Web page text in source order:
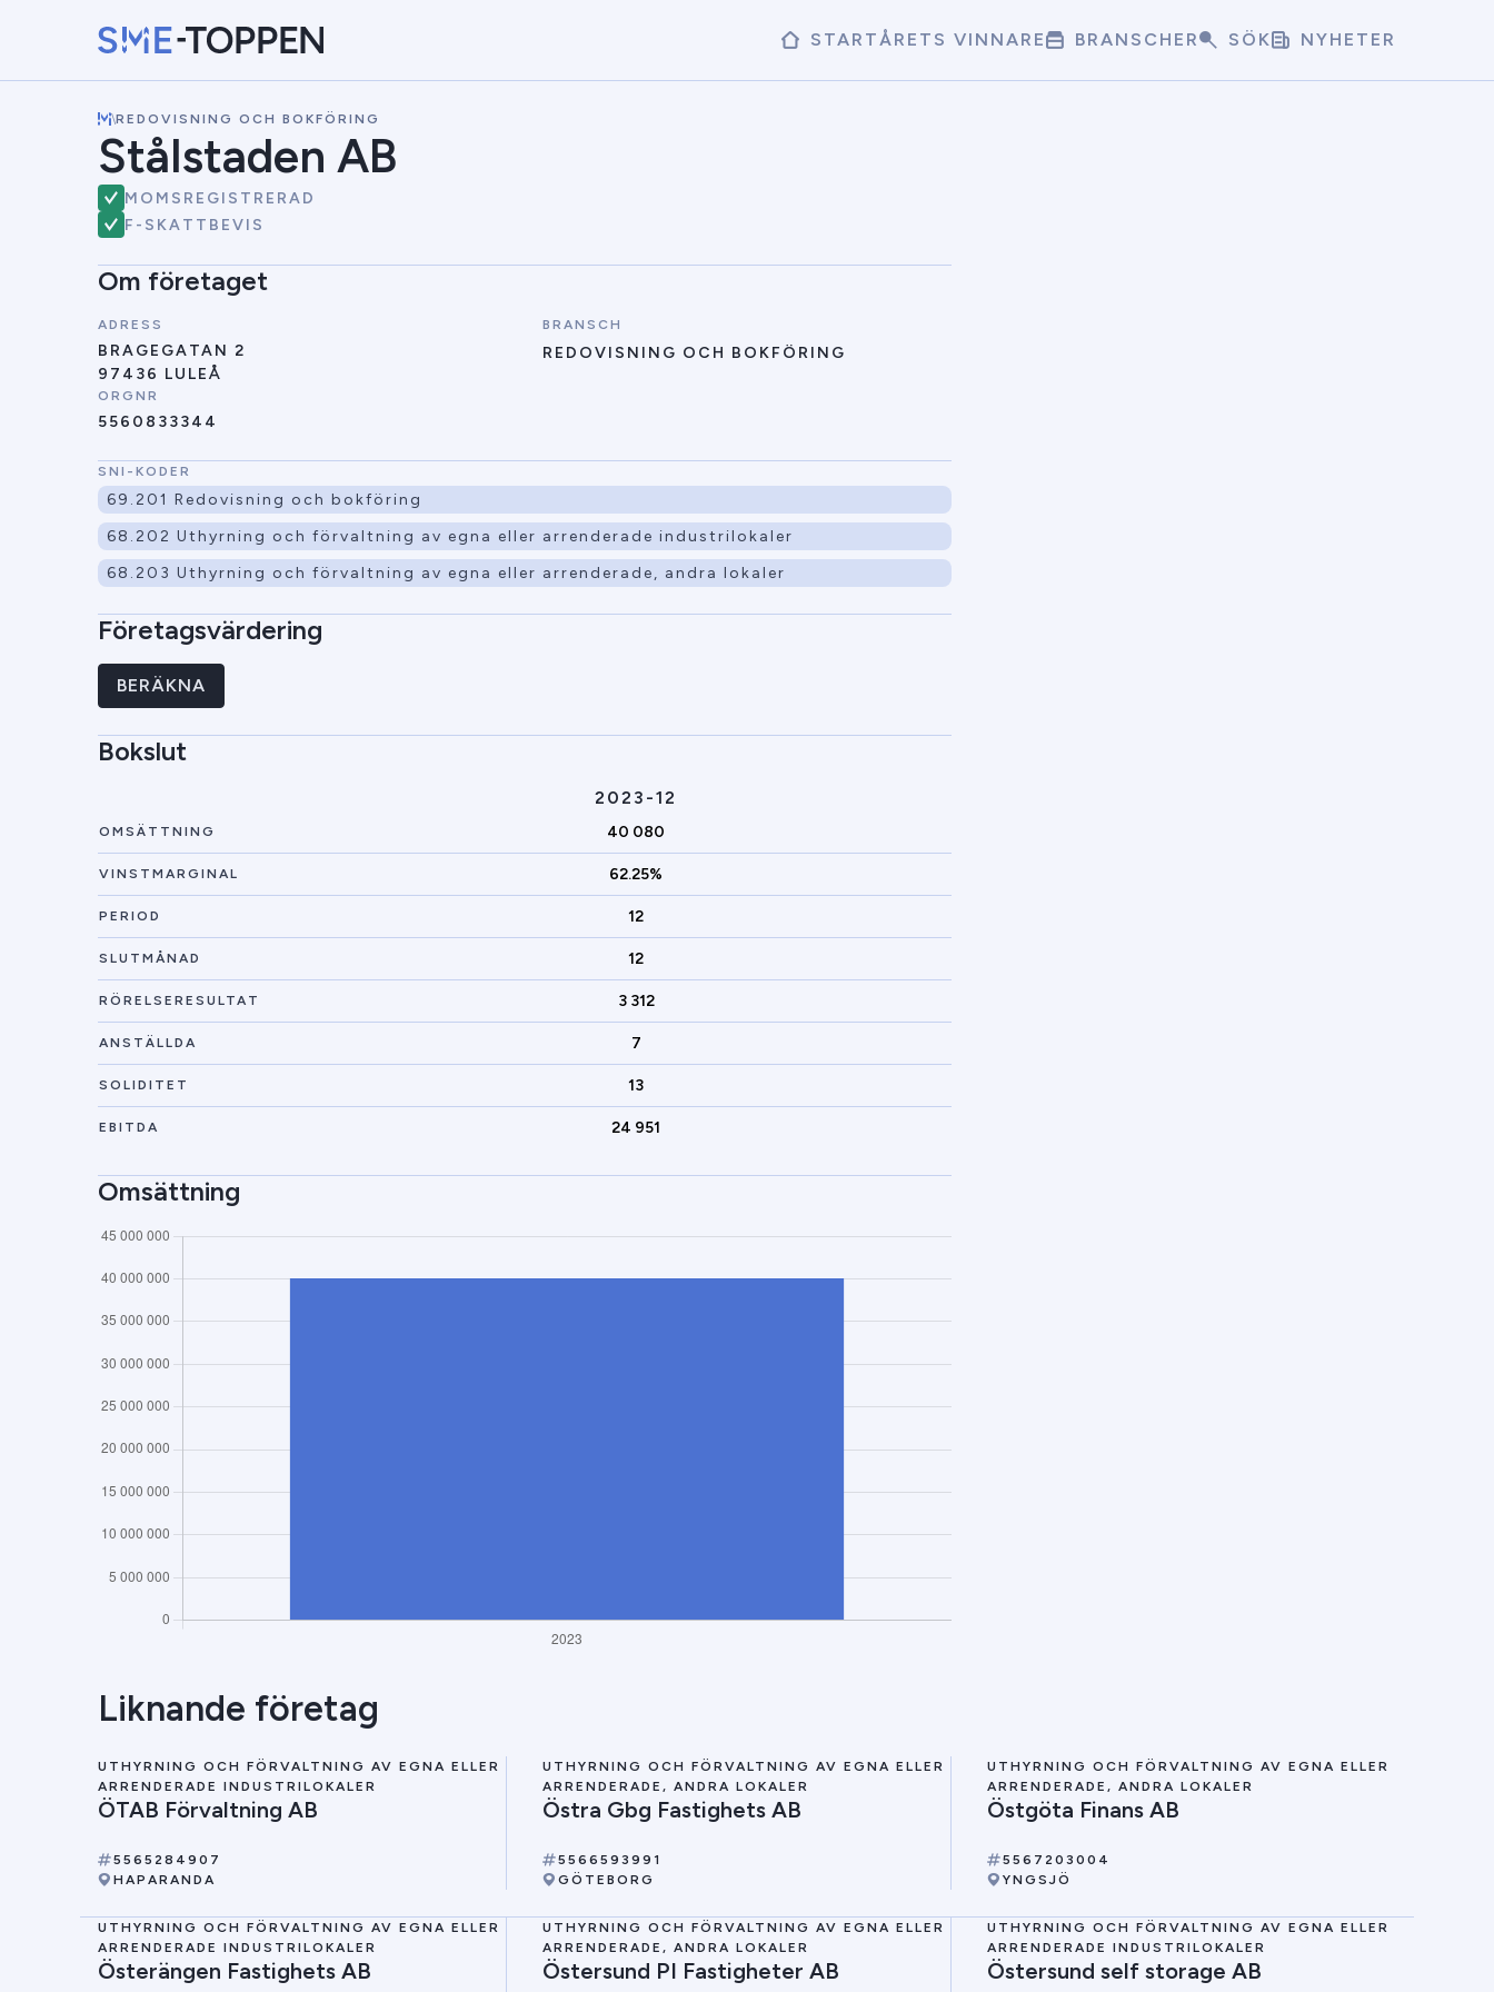
STARTÅRETS VINNARE BRANSCHER SÖK NYHETER
\REDOVISNING OCH BOKFÖRING
Stålstaden AB
MOMSREGISTRERAD
F-SKATTBEVIS
Om företaget
ADRESS
BRAGEGATAN 2
97436 LULEÅ
BRANSCH
REDOVISNING OCH BOKFÖRING
ORGNR
5560833344
SNI-KODER
69.201 Redovisning och bokföring
68.202 Uthyrning och förvaltning av egna eller arrenderade industrilokaler
68.203 Uthyrning och förvaltning av egna eller arrenderade, andra lokaler
Företagsvärdering
BERÄKNA
Bokslut
2023-12
OMSÄTTNING 40 080
VINSTMARGINAL 62.25%
PERIOD 12
SLUTMÅNAD 12
RÖRELSERESULTAT 3 312
ANSTÄLLDA 7
SOLIDITET 13
EBITDA 24 951
Omsättning
Liknande företag
UTHYRNING OCH FÖRVALTNING AV EGNA ELLER
ARRENDERADE INDUSTRILOKALER
ÖTAB Förvaltning AB
5565284907
HAPARANDA
UTHYRNING OCH FÖRVALTNING AV EGNA ELLER
ARRENDERADE, ANDRA LOKALER
Östra Gbg Fastighets AB
5566593991
GÖTEBORG
UTHYRNING OCH FÖRVALTNING AV EGNA ELLER
ARRENDERADE, ANDRA LOKALER
Östgöta Finans AB
5567203004
YNGSJÖ
UTHYRNING OCH FÖRVALTNING AV EGNA ELLER
ARRENDERADE INDUSTRILOKALER
Österängen Fastighets AB
UTHYRNING OCH FÖRVALTNING AV EGNA ELLER
ARRENDERADE, ANDRA LOKALER
Östersund PI Fastigheter AB
UTHYRNING OCH FÖRVALTNING AV EGNA ELLER
ARRENDERADE INDUSTRILOKALER
Östersund self storage AB